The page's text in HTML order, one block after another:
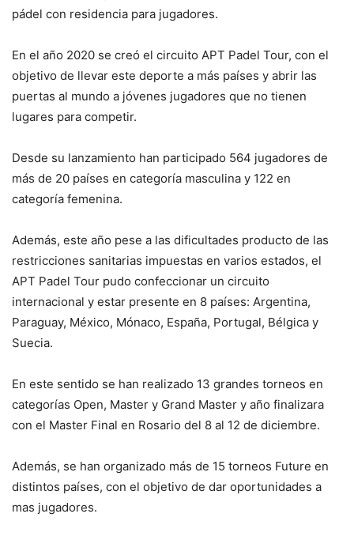
pádel con residencia para jugadores.
En el año 2020 se creó el circuito APT Padel Tour, con el
objetivo de llevar este deporte a más países y abrir las
puertas al mundo a jóvenes jugadores que no tienen
lugares para competir.
Desde su lanzamiento han participado 564 jugadores de
más de 20 países en categoría masculina y 122 en
categoría femenina.
Además, este año pese a las dificultades producto de las
restricciones sanitarias impuestas en varios estados, el
APT Padel Tour pudo confeccionar un circuito
internacional y estar presente en 8 países: Argentina,
Paraguay, México, Mónaco, España, Portugal, Bélgica y
Suecia.
En este sentido se han realizado 13 grandes torneos en
categorías Open, Master y Grand Master y año finalizara
con el Master Final en Rosario del 8 al 12 de diciembre.
Además, se han organizado más de 15 torneos Future en
distintos países, con el objetivo de dar oportunidades a
mas jugadores.